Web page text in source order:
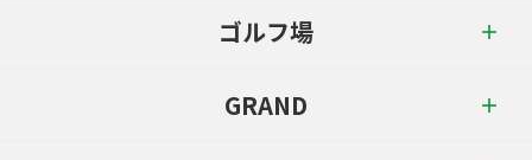
ゴルフ場
GRAND